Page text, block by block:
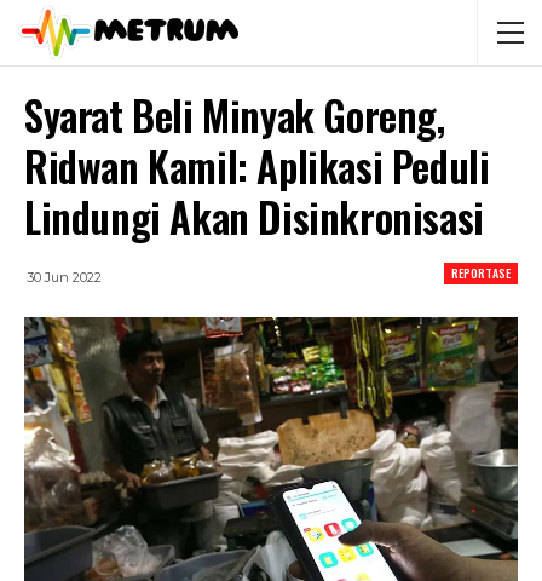
Syarat Beli Minyak Goreng,
Ridwan Kamil: Aplikasi Peduli
Lindungi Akan Disinkronisasi
REPORTASE
30 Jun 2022